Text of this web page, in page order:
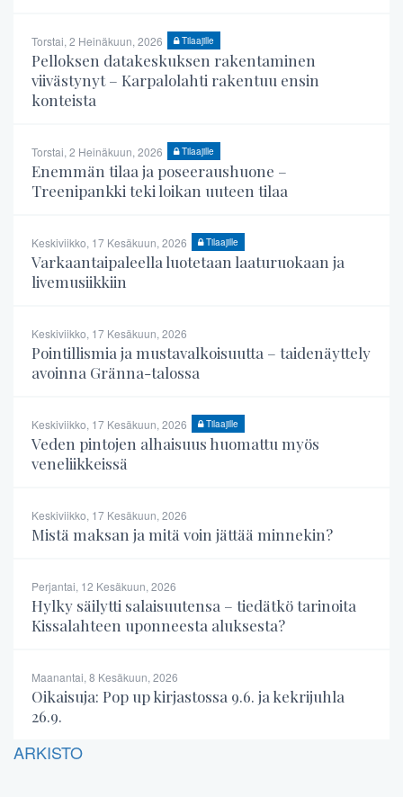
Torstai, 2 Heinäkuun, 2026 Tilaajille
Pelloksen datakeskuksen rakentaminen
viivästynyt – Karpalolahti rakentuu ensin
konteista
Torstai, 2 Heinäkuun, 2026 Tilaajille
Enemmän tilaa ja poseeraushuone –
Treenipankki teki loikan uuteen tilaa
Keskiviikko, 17 Kesäkuun, 2026 Tilaajille
Varkaantaipaleella luotetaan laaturuokaan ja
livemusiikkiin
Keskiviikko, 17 Kesäkuun, 2026
Pointillismia ja mustavalkoisuutta – taidenäyttely
avoinna Gränna-talossa
Keskiviikko, 17 Kesäkuun, 2026 Tilaajille
Veden pintojen alhaisuus huomattu myös
veneliikkeissä
Keskiviikko, 17 Kesäkuun, 2026
Mistä maksan ja mitä voin jättää minnekin?
Perjantai, 12 Kesäkuun, 2026
Hylky säilytti salaisuutensa – tiedätkö tarinoita
Kissalahteen uponneesta aluksesta?
Maanantai, 8 Kesäkuun, 2026
Oikaisuja: Pop up kirjastossa 9.6. ja kekrijuhla
26.9.
ARKISTO